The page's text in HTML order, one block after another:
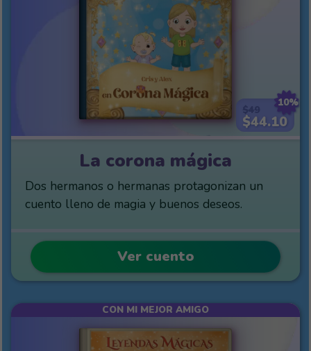
10%
$44.10
La corona mágica
Dos hermanos o hermanas protagonizan un
cuento lleno de magia y buenos deseos.
Ver cuento
CON MI MEJOR AMIGO